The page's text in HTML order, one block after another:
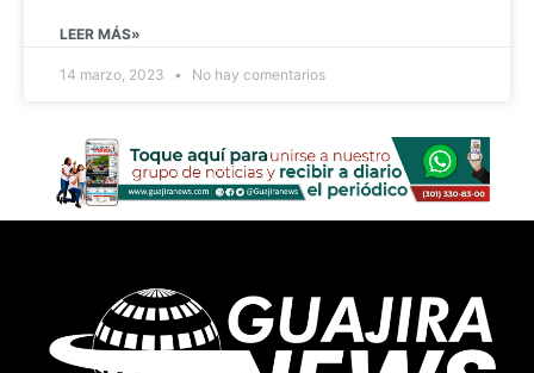
LEER MÁS»
14 marzo, 2023 No hay comentarios